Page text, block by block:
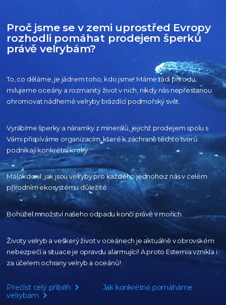
Proč jsme se v zemi uprostřed Evropy
rozhodli pomáhat prodejem šperků
právě velrybám?
To, co děláme, je jádrem toho, kdo jsme! Máme rádi přírodu,
milujeme oceány a rozmanitý život v nich, nikdy nás nepřestanou
ohromovat nádherné velryby brázdící podmořský svět.
Vyrábíme šperky a náramky z minerálů, jejichž prodejem spolu s
Vámi přispíváme organizacím, které k záchraně těchto tvorů
podnikají konkrétní kroky.
Málokdo ví, jak jsou velryby pro každéhojednoho z nás v celém
přírodnímekosystému důležité.
Bohužel množství našeho odpadu končí právě v mořích.
Životy velryb a veškerý život v oceánech je aktuálněv obrovském
nebezpečí a situace je opravdu alarmující! A proto Estemia vznikla i
za účelem ochrany velryb a oceánů!
Přečíst celý příběh
Jak konkrétně pomáháme
velrybám